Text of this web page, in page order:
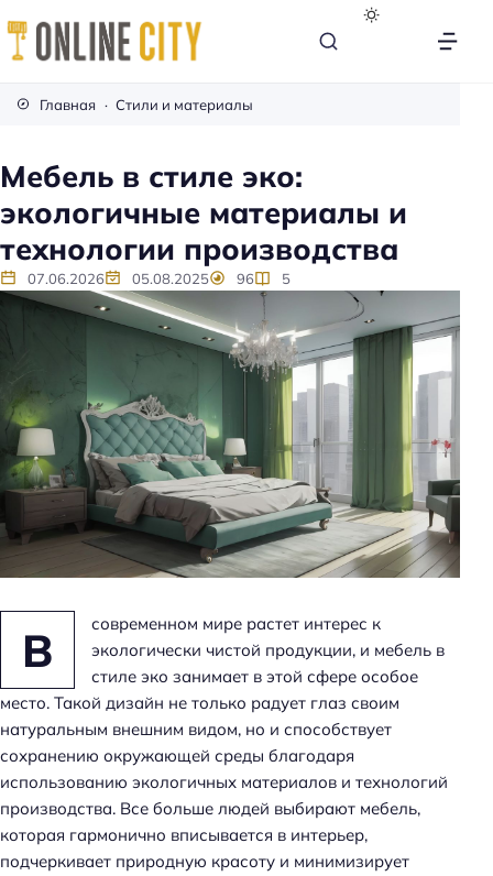
л
ь
а
к
й
ь
Главная Стили и материалы
Мебель в стиле эко:
экологичные материалы и
технологии производства
07.06.2026 05.08.2025 96 5
В
современном мире растет интерес к
экологически чистой продукции, и мебель в
стиле эко занимает в этой сфере особое
место. Такой дизайн не только радует глаз своим
натуральным внешним видом, но и способствует
сохранению окружающей среды благодаря
использованию экологичных материалов и технологий
производства. Все больше людей выбирают мебель,
которая гармонично вписывается в интерьер,
подчеркивает природную красоту и минимизирует